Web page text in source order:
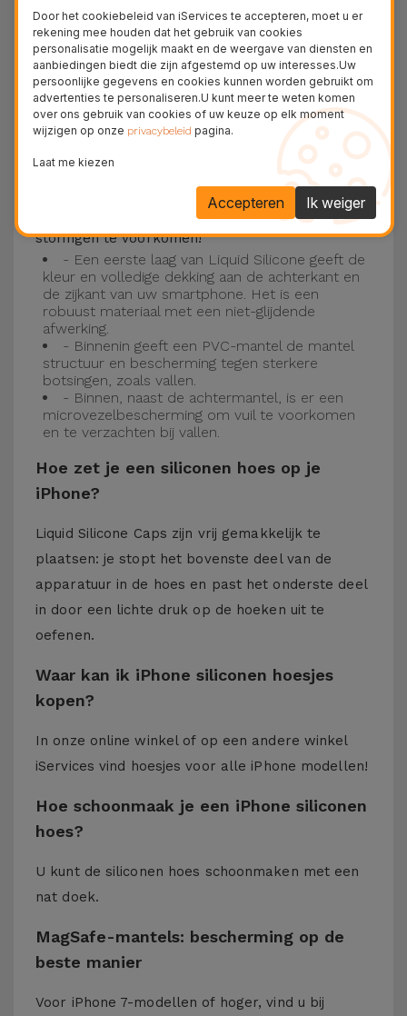
15, 14, 13, 12 onder meer en het nieuwste model
van de Apple, deiPhone 16eniPhone 17.
Drie-laagse bescherming met de
siliconen kappen
Onze iPhone siliconen hoesjes hebben een
robuuste, kwalitatieve constructie met een
drielaagse constructie om ongelukken en
storingen te voorkomen!
- Een eerste laag van Liquid Silicone geeft de
kleur en volledige dekking aan de achterkant en
de zijkant van uw smartphone. Het is een
robuust materiaal met een niet-glijdende
afwerking.
- Binnenin geeft een PVC-mantel de mantel
structuur en bescherming tegen sterkere
botsingen, zoals vallen.
- Binnen, naast de achtermantel, is er een
microvezelbescherming om vuil te voorkomen
en te verzachten bij vallen.
Hoe zet je een siliconen hoes op je
iPhone?
Liquid Silicone Caps zijn vrij gemakkelijk te
plaatsen: je stopt het bovenste deel van de
apparatuur in de hoes en past het onderste deel
in door een lichte druk op de hoeken uit te
oefenen.
Waar kan ik iPhone siliconen hoesjes
kopen?
In onze online winkel of op een andere winkel
iServices vind hoesjes voor alle iPhone modellen!
Hoe schoonmaak je een iPhone siliconen
hoes?
U kunt de siliconen hoes schoonmaken met een
nat doek.
MagSafe-mantels: bescherming op de
beste manier
Voor iPhone 7-modellen of hoger, vind u bij
Door het cookiebeleid van iServices te accepteren, moet u er
rekening mee houden dat het gebruik van cookies
personalisatie mogelijk maakt en de weergave van diensten en
aanbiedingen biedt die zijn afgestemd op uw interesses.Uw
persoonlijke gegevens en cookies kunnen worden gebruikt om
advertenties te personaliseren.U kunt meer te weten komen
over ons gebruik van cookies of uw keuze op elk moment
wijzigen op onze privacybeleid pagina.
Laat me kiezen
Ik weiger
Accepteren